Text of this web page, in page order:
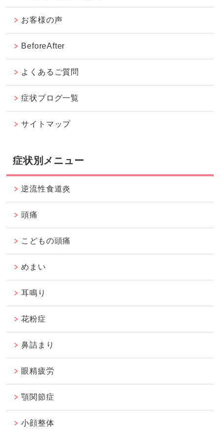
お客様の声
BeforeAfter
よくあるご質問
症状ブログ一覧
サイトマップ
症状別メニュー
逆流性食道炎
頭痛
こどもの頭痛
めまい
耳鳴り
花粉症
鼻詰まり
眼精疲労
顎関節症
小顔整体